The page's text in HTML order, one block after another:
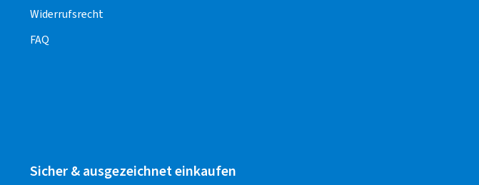
Widerrufsrecht
FAQ
Sicher & ausgezeichnet einkaufen